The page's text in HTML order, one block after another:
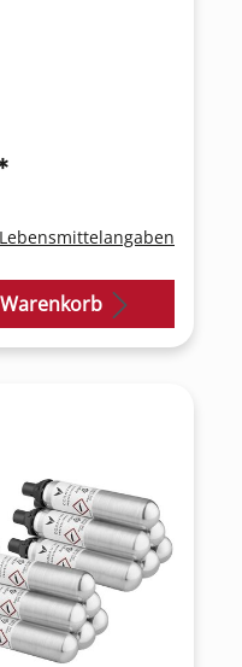
Lebensmittelangaben
Warenkorb